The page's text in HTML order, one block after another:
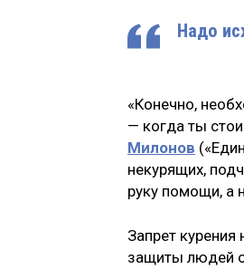
Надо
«Конечно,
— когда ты
Милонов
некурящих,
руку помощи, а
Запрет
защиты людей